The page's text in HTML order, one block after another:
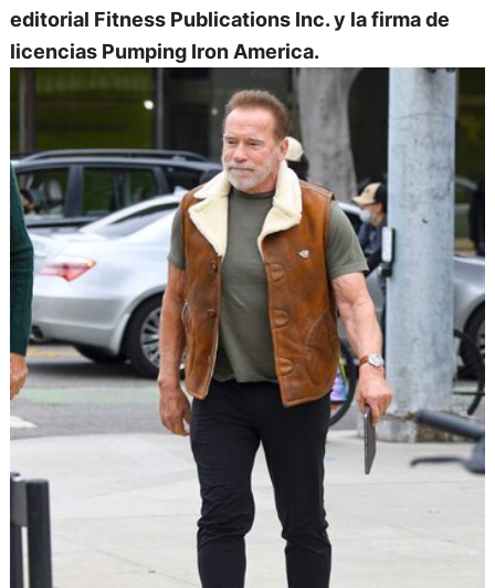
editorial Fitness Publications Inc. y la firma de
licencias Pumping Iron America.